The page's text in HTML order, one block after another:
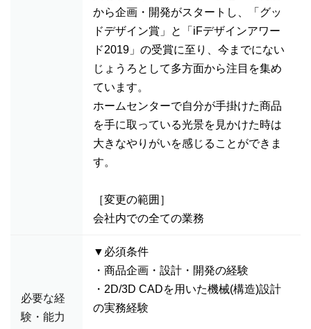
から企画・開発がスタートし、「グッ
ドデザイン賞」と「iFデザインアワー
ド2019」の受賞に至り、今までにない
じょうろとして多方面から注目を集め
ています。
ホームセンターで自分が手掛けた商品
を手に取っている光景を見かけた時は
大きなやりがいを感じることができま
す。
［変更の範囲］
会社内での全ての業務
必要な経
験・能力
▼必須条件
・商品企画・設計・開発の経験
・2D/3D CADを用いた機械(構造)設計
の実務経験